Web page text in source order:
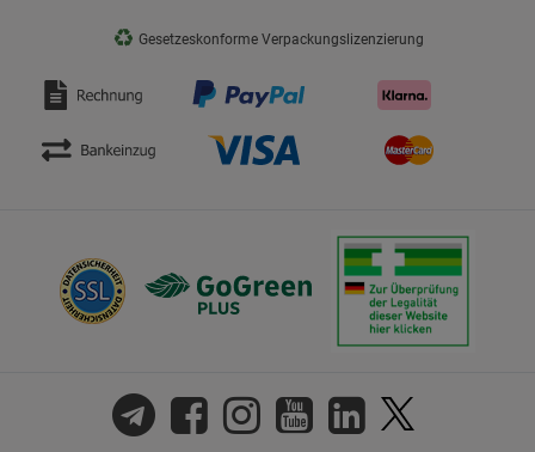
♻ Gesetzeskonforme Verpackungslizenzierung